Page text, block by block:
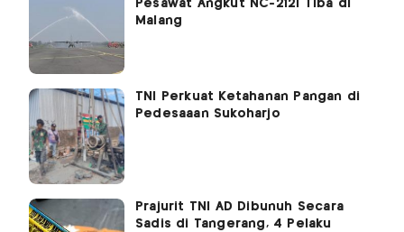
Pesawat Angkut NC-212i Tiba di
Malang
TNI Perkuat Ketahanan Pangan di
Pedesaaan Sukoharjo
Prajurit TNI AD Dibunuh Secara
Sadis di Tangerang, 4 Pelaku